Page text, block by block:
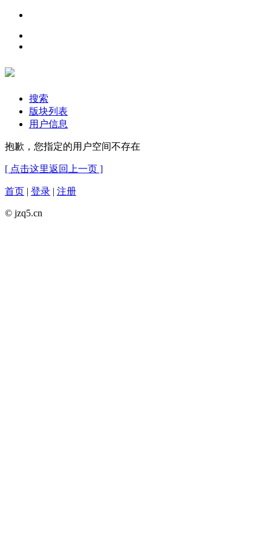
搜索
版块列表
用户信息
抱歉，您指定的用户空间不存在
[ 点击这里返回上一页 ]
首页 | 登录 | 注册
© jzq5.cn